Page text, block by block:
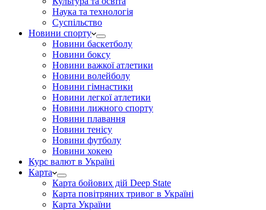
Наука та технологія
Суспільство
Новини спорту
Новини баскетболу
Новини боксу
Новини важкої атлетики
Новини волейболу
Новини гімнастики
Новини легкої атлетики
Новини лижного спорту
Новини плавання
Новини тенісу
Новини футболу
Новини хокею
Курс валют в Україні
Карта
Карта бойових дій Deep State
Карта повітряних тривог в Україні
Карта України